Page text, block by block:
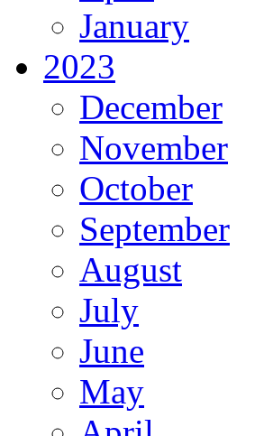
January
2023
December
November
October
September
August
July
June
May